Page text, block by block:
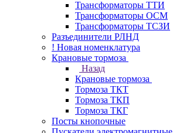
Трансформаторы ТТИ
Трансформаторы ОСМ
Трансформаторы ТСЗИ
Разъединители РЛНД
! Новая номенклатура
Крановые тормоза
Назад
Крановые тормоза
Тормоза ТКТ
Тормоза ТКП
Тормоза ТКГ
Посты кнопочные